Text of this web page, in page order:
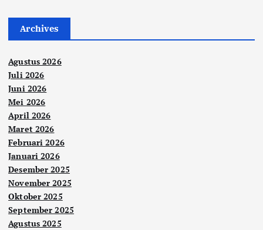
Archives
Agustus 2026
Juli 2026
Juni 2026
Mei 2026
April 2026
Maret 2026
Februari 2026
Januari 2026
Desember 2025
November 2025
Oktober 2025
September 2025
Agustus 2025